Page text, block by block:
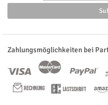
Zahlungsmöglichkeiten bei